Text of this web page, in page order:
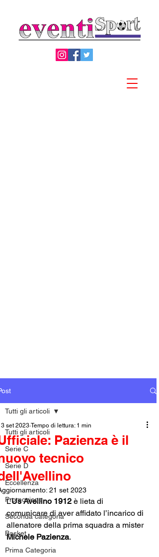
Tutti gli articoli
Serie C
Serie D
Eccellenza
Promozione
Seconda categoria
Basket
Prima Categoria
Tutti gli articoli
Pazienza è il
tecnico
set 2023 Tempo di lettura: 1 min
21 set 2023
L’Us Avellino 1912 è lieta di
comunicare di aver affidato l’incarico di
allenatore della prima squadra a mister
Michele Pazienza.